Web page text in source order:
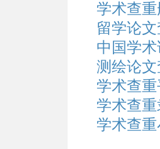
学术查
留学论
中国学
测绘论
学术查
学术查
学术查